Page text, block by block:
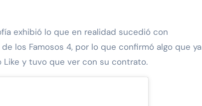
exhibió lo que en realidad sucedió con
los Famosos 4, por lo que confirmó algo que ya
y tuvo que ver con su contrato.